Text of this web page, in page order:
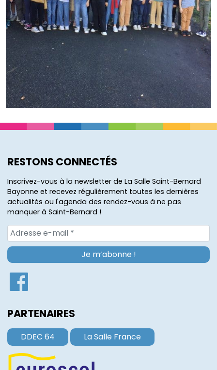
RESTONS CONNECTÉS
Inscrivez-vous à la newsletter de La Salle Saint-Bernard
Bayonne et recevez régulièrement toutes les dernières
actualités ou l'agenda des rendez-vous à ne pas
manquer à Saint-Bernard !
PARTENAIRES
DDEC 64 La Salle France